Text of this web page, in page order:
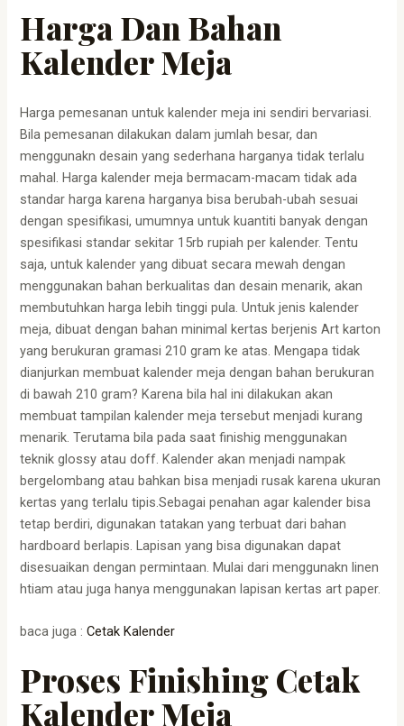
Harga Dan Bahan
Kalender Meja
Harga pemesanan untuk kalender meja ini sendiri bervariasi.
Bila pemesanan dilakukan dalam jumlah besar, dan
menggunakn desain yang sederhana harganya tidak terlalu
mahal. Harga kalender meja bermacam-macam tidak ada
standar harga karena harganya bisa berubah-ubah sesuai
dengan spesifikasi, umumnya untuk kuantiti banyak dengan
spesifikasi standar sekitar 15rb rupiah per kalender. Tentu
saja, untuk kalender yang dibuat secara mewah dengan
menggunakan bahan berkualitas dan desain menarik, akan
membutuhkan harga lebih tinggi pula. Untuk jenis kalender
meja, dibuat dengan bahan minimal kertas berjenis Art karton
yang berukuran gramasi 210 gram ke atas. Mengapa tidak
dianjurkan membuat kalender meja dengan bahan berukuran
di bawah 210 gram? Karena bila hal ini dilakukan akan
membuat tampilan kalender meja tersebut menjadi kurang
menarik. Terutama bila pada saat finishig menggunakan
teknik glossy atau doff. Kalender akan menjadi nampak
bergelombang atau bahkan bisa menjadi rusak karena ukuran
kertas yang terlalu tipis.Sebagai penahan agar kalender bisa
tetap berdiri, digunakan tatakan yang terbuat dari bahan
hardboard berlapis. Lapisan yang bisa digunakan dapat
disesuaikan dengan permintaan. Mulai dari menggunakn linen
htiam atau juga hanya menggunakan lapisan kertas art paper.
baca juga :Cetak Kalender
Proses Finishing Cetak
Kalender Meja